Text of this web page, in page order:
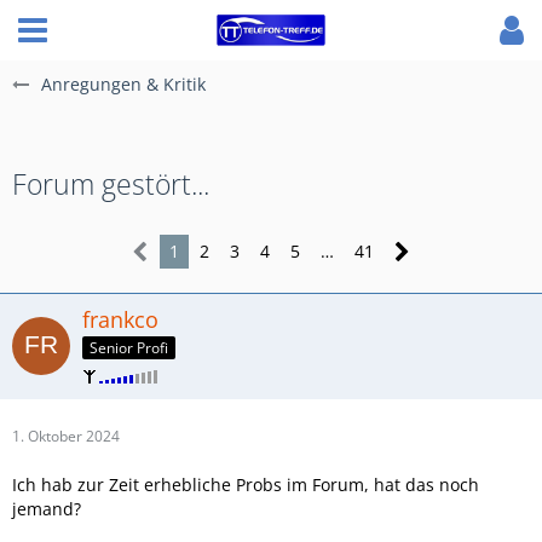
Anregungen & Kritik
Forum gestört...
1 2 3 4 5 … 41
frankco
Senior Profi
1. Oktober 2024
Ich hab zur Zeit erhebliche Probs im Forum, hat das noch
jemand?